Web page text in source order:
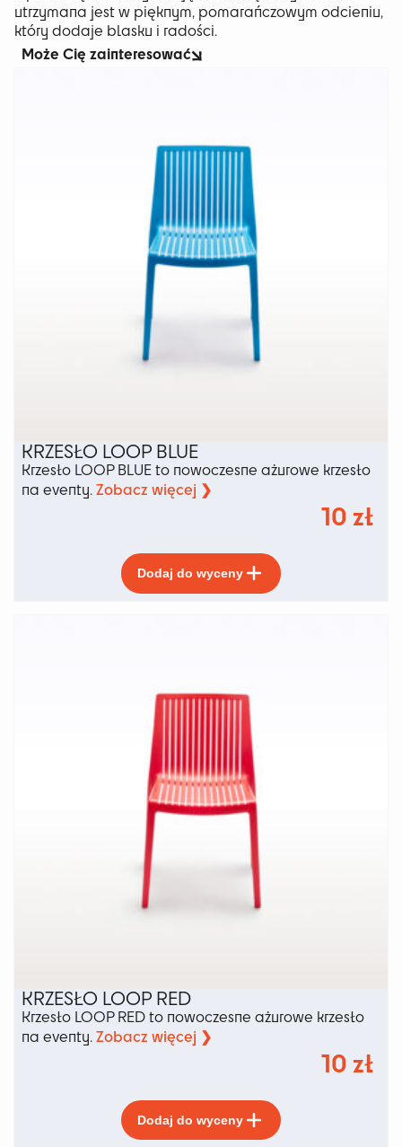
utrzymana jest w pięknym, pomarańczowym odcieniu,
który dodaje blasku i radości.
Może Cię zainteresować
KRZESŁO LOOP BLUE
Krzesło LOOP BLUE to nowoczesne ażurowe krzesło
na eventy. Zobacz więcej ❯
10 zł
Dodaj do wyceny
produkt
ma
wybrać
na
stronie
produktu
KRZESŁO LOOP RED
Krzesło LOOP RED to nowoczesne ażurowe krzesło
na eventy. Zobacz więcej ❯
10 zł
Dodaj do wyceny
produkt